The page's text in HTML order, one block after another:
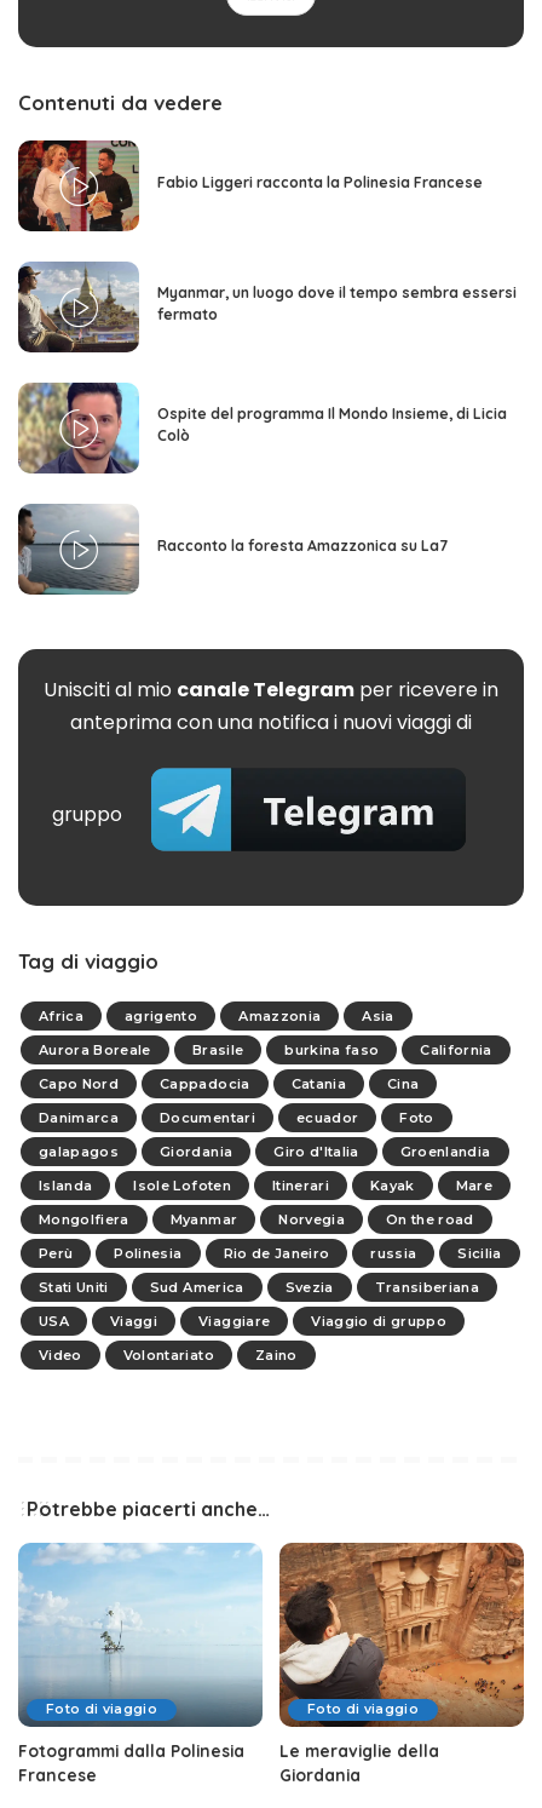
Contenuti da vedere
Fabio Liggeri racconta la Polinesia Francese
Myanmar, un luogo dove il tempo sembra essersi
fermato
Ospite del programma Il Mondo Insieme, di Licia
Colò
Racconto la foresta Amazzonica su La7
Unisciti al mio canale Telegram per ricevere in
anteprima con una notifica i nuovi viaggi di
gruppo
Tag di viaggio
Africa agrigento Amazzonia
Asia
Aurora Boreale
Brasile burkina faso
California
Capo Nord
Cappadocia Catania
Cina
Danimarca
Documentari ecuador
Foto
galapagos
Giordania Giro d'Italia
Groenlandia
Islanda
Isole Lofoten Itinerari Kayak
Mare
Mongolfiera
Myanmar Norvegia
On the road
Perù
Polinesia Rio de Janeiro russia
Sicilia
Stati Uniti
Sud America Svezia
Transiberiana
USA
Viaggi Viaggiare
Viaggio di gruppo
Video
Volontariato Zaino
Potrebbe piacerti anche…
Foto di viaggio
Fotogrammi dalla Polinesia
Francese
Foto di viaggio
Le meraviglie della
Giordania